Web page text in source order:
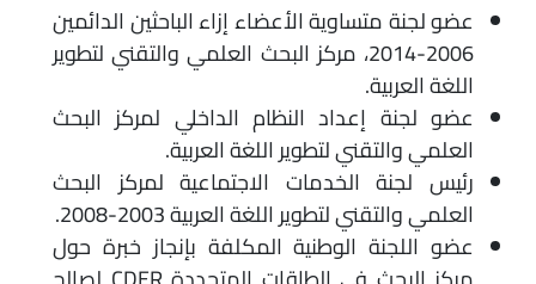
عضو لجنة متساوية الأعضاء إزاء الباحثين الدائمين
2006-2014، مركز البحث العلمي والتقني لتطوير
اللغة العربية.
عضو لجنة إعداد النظام الداخلي لمركز البحث
العلمي والتقني لتطوير اللغة العربية.
رئيس لجنة الخدمات الاجتماعية لمركز البحث
العلمي والتقني لتطوير اللغة العربية 2003-2008.
عضو اللجنة الوطنية المكلفة بإنجاز خبرة حول